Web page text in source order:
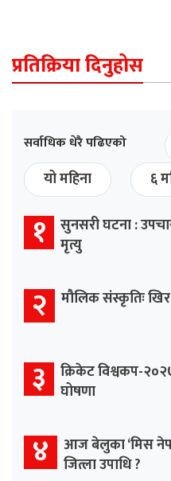
प्रतिक्रिया दिनुहोस
सर्वाधिक धेरै पढिएको
यो महिना
६
१ सुनसरी घटना :
मृत्यु
२ मौलिक संस्कृतिः
३ क्रिकेट विश्वकप-
घोषणा
४ आज बेलुका ‘मिस
जित्ला उपाधि ?